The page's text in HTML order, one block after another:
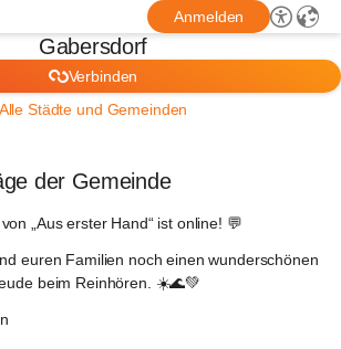
Anmelden
Gabersdorf
Verbinden
Alle Städte und Gemeinden
der Gemeinde
„Aus erster Hand“ ist online! 💬
euren Familien noch einen wunderschönen
beim Reinhören. ☀️🌊💚